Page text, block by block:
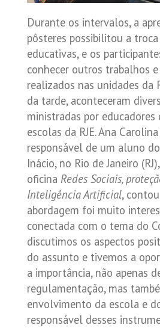
Durante os intervalos, a
pôsteres possibilitou a
educativas, e os
conhecer outros trabalhos
realizados nas unidades da
da tarde, aconteceram
ministradas por educadores
escolas da RJE. Ana
responsável de um aluno
Inácio, no Rio de Janeiro
oficina Redes Sociais,
Inteligência Artificial,
abordagem foi muito
conectada com o tema do
discutimos os aspectos
do assunto e tivemos a
a importância, não apenas
regulamentação, mas
envolvimento da escola e
responsável desses